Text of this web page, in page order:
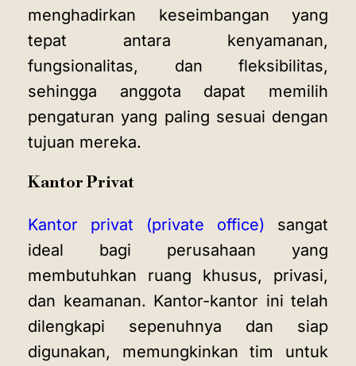
menghadirkan keseimbangan yang
tepat antara kenyamanan,
fungsionalitas, dan fleksibilitas,
sehingga anggota dapat memilih
pengaturan yang paling sesuai dengan
tujuan mereka.
Kantor Privat
Kantor privat (private office) sangat
ideal bagi perusahaan yang
membutuhkan ruang khusus, privasi,
dan keamanan. Kantor-kantor ini telah
dilengkapi sepenuhnya dan siap
digunakan, memungkinkan tim untuk